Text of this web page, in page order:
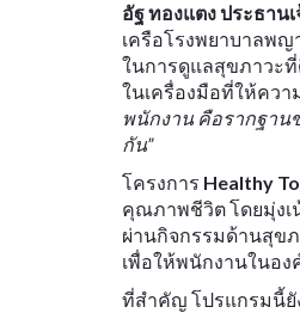
อัฐ ทองแตง ประธาน
เครือโรงพยาบาลพญ
ในการดูแลสุขภาวะ
ในเครื่องมือที่ให้คว
พนักงาน คือรากฐาน
กัน”
โครงการ Healthy
คุณภาพชีวิต โดยมุ่งเ
ผ่านกิจกรรมด้านสุข
เพื่อให้พนักงานในอ
ที่สำคัญ โปรแกรมนี้ยั